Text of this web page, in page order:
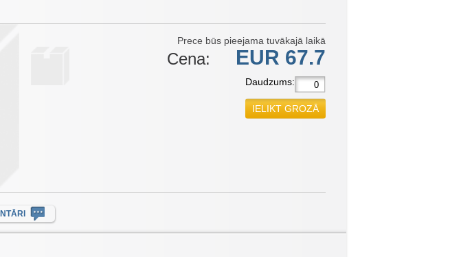
Prece būs pieejama tuvākajā laikā
Cena: EUR 67.7
Daudzums:
IELIKT GROZĀ